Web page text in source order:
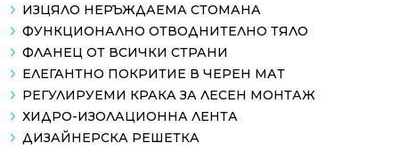
ИЗЦЯЛО НЕРЪЖДАЕМА СТОМАНА
ФУНКЦИОНАЛНО ОТВОДНИТЕЛНО ТЯЛО
ФЛАНЕЦ ОТ ВСИЧКИ СТРАНИ
ЕЛЕГАНТНО ПОКРИТИЕ В ЧЕРЕН МАТ
РЕГУЛИРУЕМИ КРАКА ЗА ЛЕСЕН МОНТАЖ
ХИДРО-ИЗОЛАЦИОННА ЛЕНТА
ДИЗАЙНЕРСКА РЕШЕТКА